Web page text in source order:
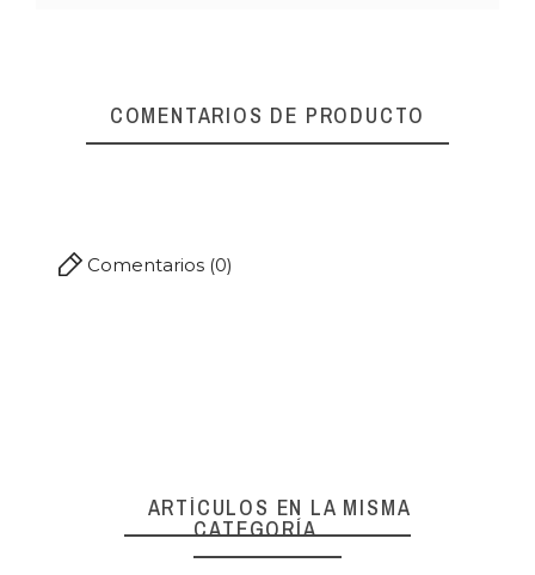
COMENTARIOS DE PRODUCTO
Comentarios (0)
ARTÍCULOS EN LA MISMA
CATEGORÍA
favorite_border favorite_border